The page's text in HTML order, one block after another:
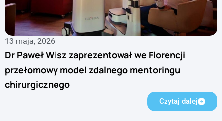
13 maja, 2026
Dr Paweł Wisz zaprezentował we Florencji
przełomowy model zdalnego mentoringu
chirurgicznego
Czytaj dalej